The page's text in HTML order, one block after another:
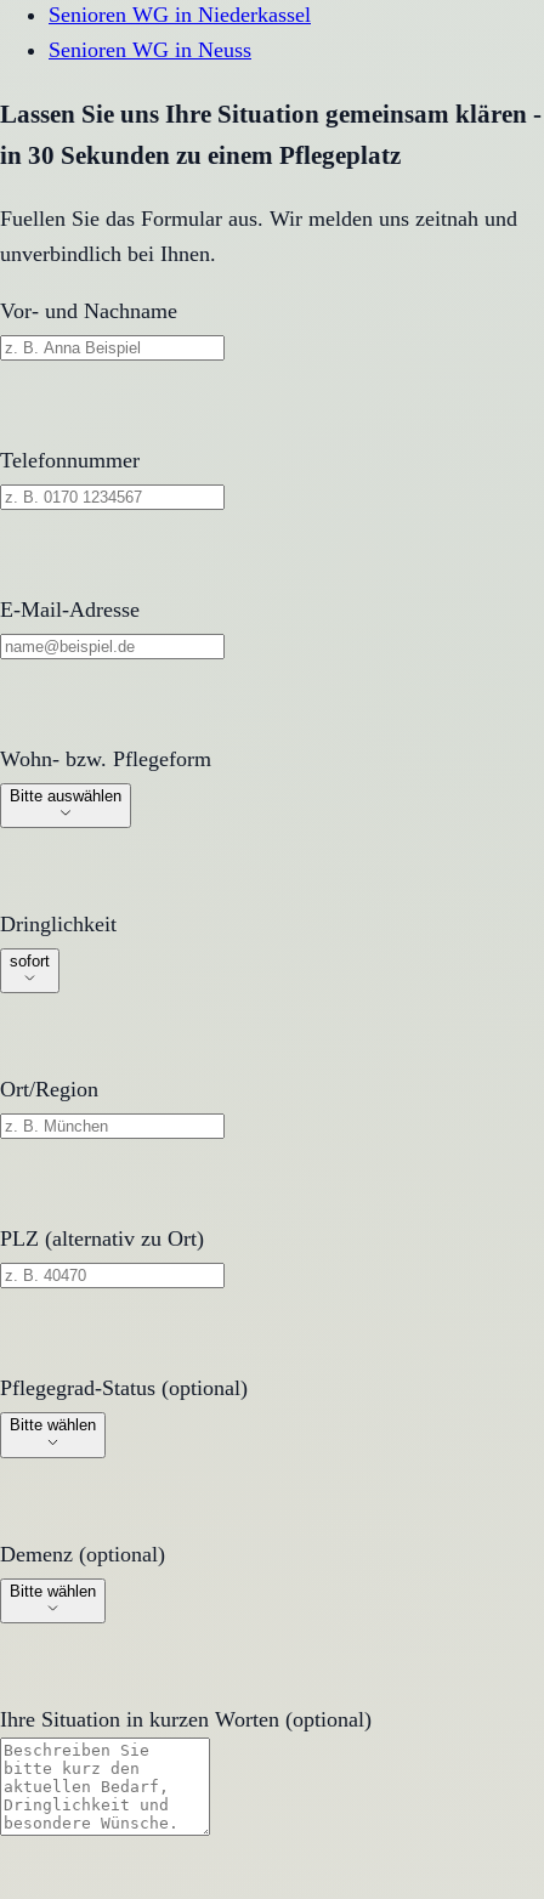
Senioren WG in Niederkassel
Senioren WG in Neuss
Lassen Sie uns Ihre Situation gemeinsam klären -
in 30 Sekunden zu einem Pflegeplatz
Fuellen Sie das Formular aus. Wir melden uns zeitnah und
unverbindlich bei Ihnen.
Vor- und Nachname
Telefonnummer
E-Mail-Adresse
Wohn- bzw. Pflegeform
Wohn- bzw. Pflegeform
Bitte auswählen
Dringlichkeit
Dringlichkeit
sofort
Ort/Region
PLZ (alternativ zu Ort)
Pflegegrad-Status (optional)
Pflegegrad-Status (optional)
Bitte wählen
Demenz (optional)
Demenz (optional)
Bitte wählen
Ihre Situation in kurzen Worten (optional)